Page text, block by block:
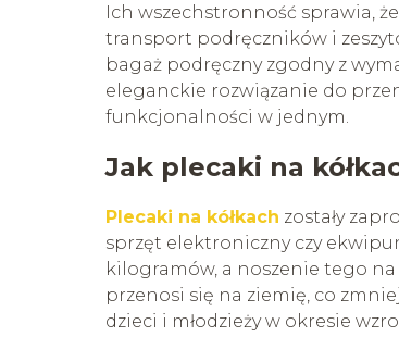
Ich wszechstronność sprawia,
transport podręczników i
bagaż podręczny zgodny z
eleganckie rozwiązanie do
funkcjonalności w jednym.
Jak plecaki na
Plecaki na kółkach zostały
sprzęt elektroniczny czy
kilogramów, a noszenie tego na
przenosi się na ziemię, co
dzieci i młodzieży w okresie